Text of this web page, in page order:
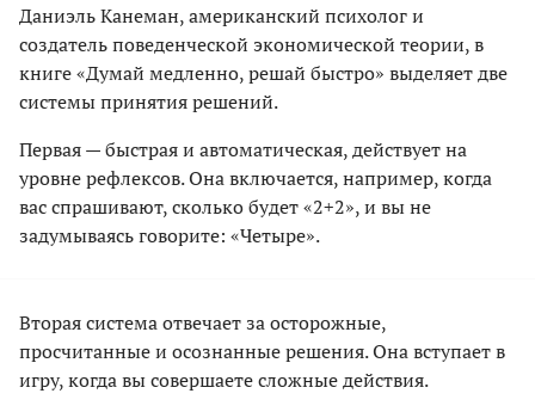
Даниэль Канеман, американский психолог и
создатель поведенческой экономической теории, в
книге «Думай медленно, решай быстро» выделяет две
системы принятия решений.
Первая — быстрая и автоматическая, действует на
уровне рефлексов. Она включается, например, когда
вас спрашивают, сколько будет «2+2», и вы не
задумываясь говорите: «Четыре».
Вторая система отвечает за осторожные,
просчитанные и осознанные решения. Она вступает в
игру, когда вы совершаете сложные действия.